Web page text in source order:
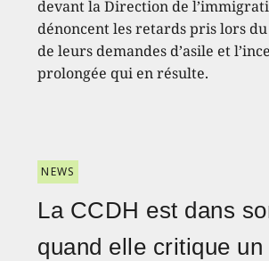
devant la Direction de
dénoncent les retards pris lors
de leurs demandes d’asile et
prolongée qui en résulte.
NEWS
La CCDH est dans
quand elle critique un